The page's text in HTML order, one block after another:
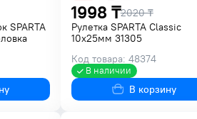
SPARTA
1998 ₸2020 ₸
Рулетка SPARTA Classic
10х25мм 31305
Код товара: 48374
В наличии
В корзину